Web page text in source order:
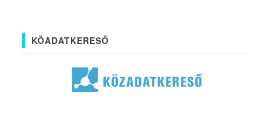
KÖADATKERESŐ